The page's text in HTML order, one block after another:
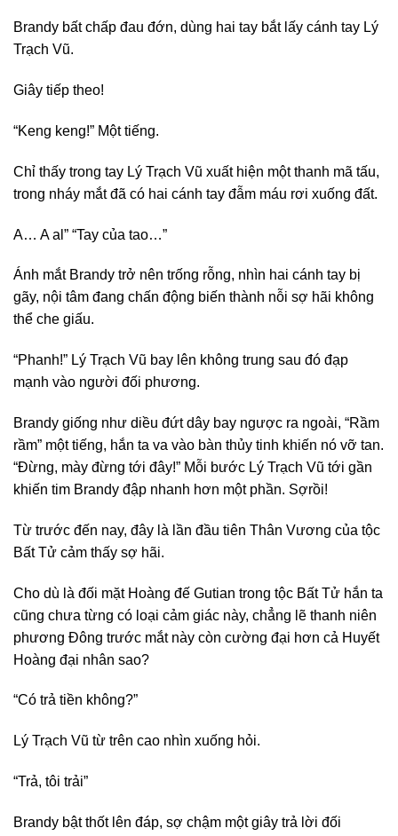
Brandy bất chấp đau đớn, dùng hai tay bắt lấy cánh tay Lý
Trạch Vũ.
Giây tiếp theo!
“Keng keng!” Một tiếng.
Chỉ thấy trong tay Lý Trạch Vũ xuất hiện một thanh mã tấu,
trong nháy mắt đã có hai cánh tay đẫm máu rơi xuống đất.
A… A al” “Tay của tao…”
Ánh mắt Brandy trở nên trống rỗng, nhìn hai cánh tay bị
gãy, nội tâm đang chấn động biến thành nỗi sợ hãi không
thể che giấu.
“Phanh!” Lý Trạch Vũ bay lên không trung sau đó đạp
mạnh vào người đối phương.
Brandy giống như diều đứt dây bay ngược ra ngoài, “Rầm
rầm” một tiếng, hắn ta va vào bàn thủy tinh khiến nó vỡ tan.
“Đừng, mày đừng tới đây!” Mỗi bước Lý Trạch Vũ tới gần
khiến tim Brandy đập nhanh hơn một phần. Sợrồi!
Từ trước đến nay, đây là lần đầu tiên Thân Vương của tộc
Bất Tử cảm thấy sợ hãi.
Cho dù là đối mặt Hoàng đế Gutian trong tộc Bất Tử hắn ta
cũng chưa từng có loại cảm giác này, chẳng lẽ thanh niên
phương Đông trước mắt này còn cường đại hơn cả Huyết
Hoàng đại nhân sao?
“Có trả tiền không?”
Lý Trạch Vũ từ trên cao nhìn xuống hỏi.
“Trả, tôi trải”
Brandy bật thốt lên đáp, sợ chậm một giây trả lời đối